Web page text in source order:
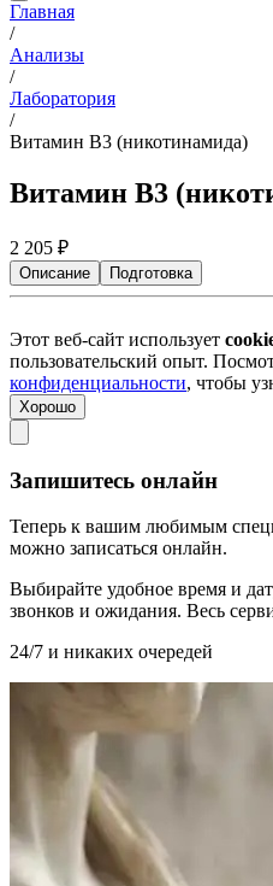
Главная
/
Анализы
/
Лаборатория
/
Витамин B3 (никотинамида)
Витамин B3
2 205 ₽
Описание Подготовка
Этот веб-сайт использует
пользовательский опыт.
конфиденциальности, чтобы
Хорошо
Запишитесь онлайн
Теперь к вашим любимым
можно записаться онлайн.
Выбирайте удобное время и
звонков и ожидания. Весь
24/7 и никаких очередей